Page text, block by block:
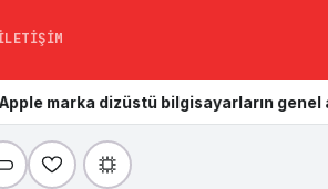
dizüstü bilgisayarların genel adı